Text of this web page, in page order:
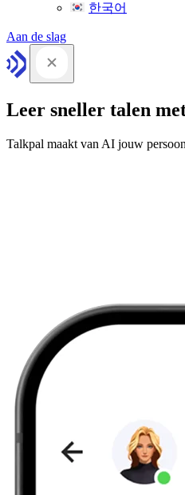
한국어
Aan de slag
Leer sneller talen
Talkpal maakt van AI jouw